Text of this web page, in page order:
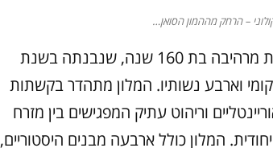
– הרחק מההמון הסואן…
מלון אמריקן קולוני הינו פנינה עות’מאנית מרהיבה בת 160 שנה, שנבנתה בשנת
וארבע נשותיו. המלון מתהדר בקשתות
וריהוט עתיק המפגישים בין מזרח
המלון כולל ארבעה מבנים היסטוריים,